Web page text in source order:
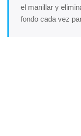
el manillar y
fondo cada vez